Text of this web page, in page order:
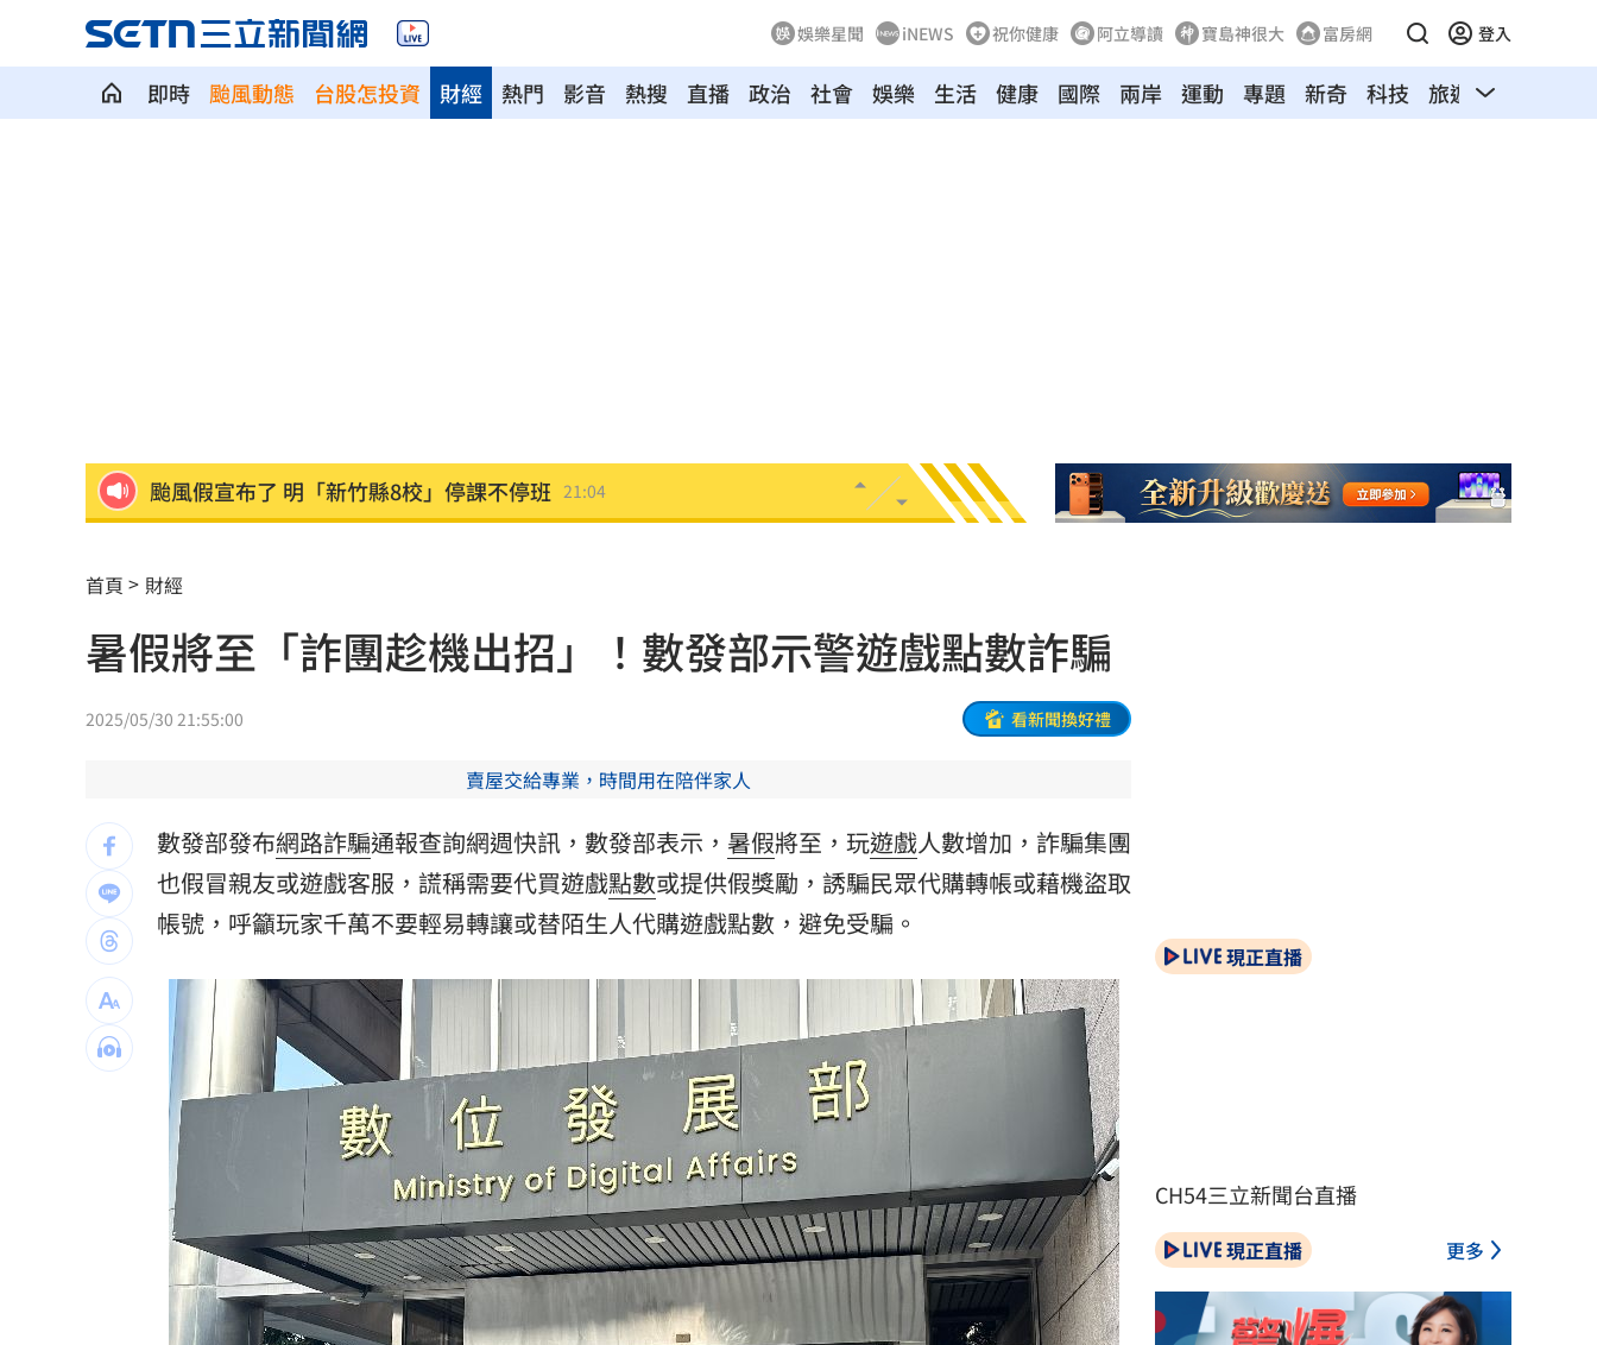
娛樂星聞 iNEWS 祝你健康 阿立導讀 寶島神很大 富房網 登入
即時 颱風動態 台股怎投資 熱門 影音 熱搜 直播 政治 社會 娛樂 生活 健康 國際 兩岸 運動
財經 專題 新奇 科技 旅遊 汽車
颱風假宣布了 明「新竹縣8校」停課不停班 21:04
下週鬼門開12禁忌風水 家中2物易招好兄弟
Apink降臨高雄 她新歌曝光：唱不好別發 20:57
吃剉冰拉到脫水洗腎 醫揭1類人4大危機
泰國少年槍案 揭家庭、校園槍枝管理困境 20:20
獨／早療課彈7歲童額頭 家長控不當治療 20:11
AKIRA開唱藏彩蛋！兒子首度驚喜獻「聲」 20:06
台灣囡仔來了 馬蒔權開唱嗨喊：我是誰？
驚傳駭客猛攻華爾街 多家受害者已吐贖金 20:02
公推孫散步遭撞亡 女慟:沒有爸爸的父親節 19:42
台南大貨車、自小客事故 1名駕駛死亡 19:38
崔立于高雄開唱 台下讓他氣噗噗：隨便啦 19:32
台灣彩券開獎直播中 20:31
首頁 財經
暑假將至「詐團趁機出招」！數發部示警遊戲點數詐騙
2025/05/30 21:55:00 看新聞換好禮
賣屋交給專業，時間用在陪伴家人
數發部發布網路詐騙通報查詢網週快訊，數發部表示， 暑假將至，玩遊戲人數增加，詐騙集團
也假冒親友或遊戲客服，謊稱需要代買遊戲點數或提供假獎勵，誘騙民眾代購轉帳或藉機盜取
帳號，呼籲玩家千萬不要輕易轉讓或替陌生人代購遊戲點數，避免受騙。
現正直播
CH54三立新聞台直播
現正直播 更多